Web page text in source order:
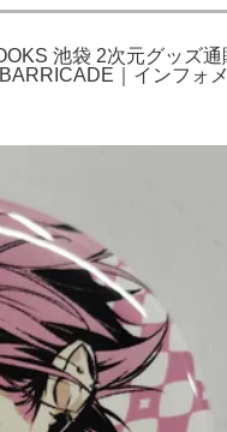
池袋 2次元グッズ
｜インフ